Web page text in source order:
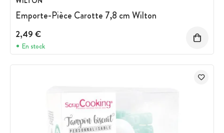
Emporte-Pièce Carotte 7,8 cm Wilton
2,49 €
En stock